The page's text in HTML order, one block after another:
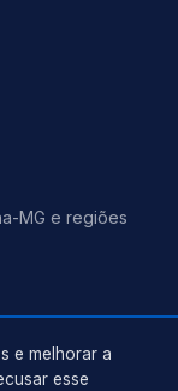
MG e regiões
e melhorar a
esse